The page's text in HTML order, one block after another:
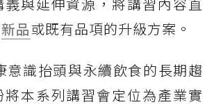
新品或既有品項的升級方案。
意識抬頭與永續飲食的長期趨
本系列講習會定位為產業實